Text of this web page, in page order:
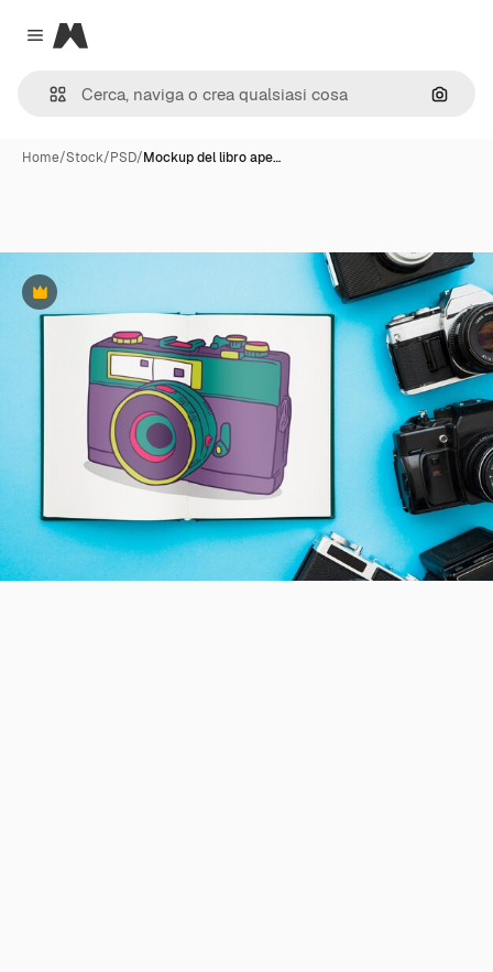
Close menu
Magnific
Cerca
Home/Stock/PSD/Mockup del libro ape…
Premium